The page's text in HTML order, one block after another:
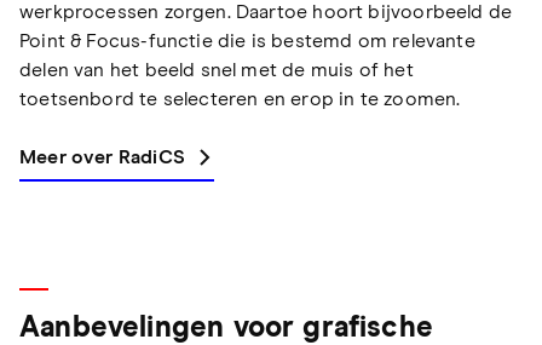
werkprocessen zorgen. Daartoe hoort bijvoorbeeld de
Point & Focus-functie die is bestemd om relevante
delen van het beeld snel met de muis of het
toetsenbord te selecteren en erop in te zoomen.
Meer over RadiCS
Aanbevelingen voor grafische